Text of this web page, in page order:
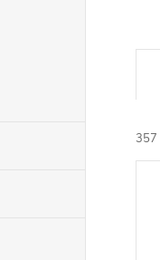
a
z
357